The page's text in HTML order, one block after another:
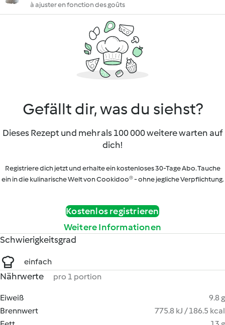
à ajuster en fonction des goûts
Gefällt dir, was du siehst?
Dieses Rezept und mehr als 100 000 weitere warten auf
dich!
Registriere dich jetzt und erhalte ein kostenloses 30-Tage Abo. Tauche
ein in die kulinarische Welt von Cookidoo® - ohne jegliche Verpflichtung.
Kostenlos registrieren
Weitere Informationen
Schwierigkeitsgrad
einfach
Nährwerte pro 1 portion
Eiweiß
9.8 g
Brennwert
775.8 kJ / 186.5 kcal